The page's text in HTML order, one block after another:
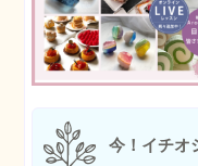
今！イチオ